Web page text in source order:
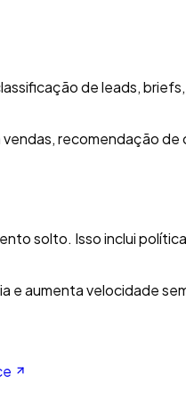
de leads,
recomendação
solto. Isso inclui
e aumenta velocidade